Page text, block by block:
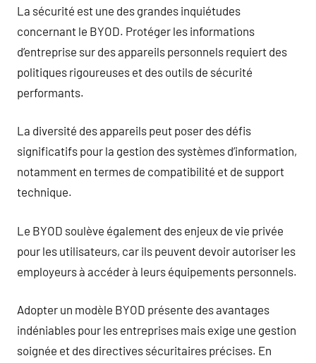
La sécurité est une des grandes inquiétudes
concernant le BYOD. Protéger les informations
d’entreprise sur des appareils personnels requiert des
politiques rigoureuses et des outils de sécurité
performants.
La diversité des appareils peut poser des défis
significatifs pour la gestion des systèmes d’information,
notamment en termes de compatibilité et de support
technique.
Le BYOD soulève également des enjeux de vie privée
pour les utilisateurs, car ils peuvent devoir autoriser les
employeurs à accéder à leurs équipements personnels.
Adopter un modèle BYOD présente des avantages
indéniables pour les entreprises mais exige une gestion
soignée et des directives sécuritaires précises. En